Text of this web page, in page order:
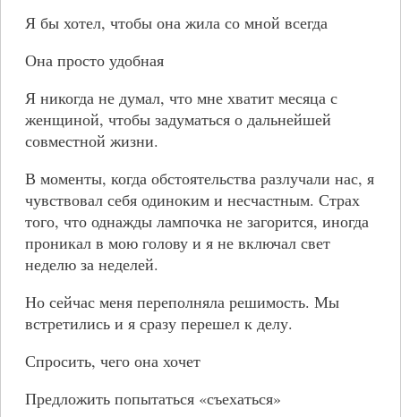
Я бы хотел, чтобы она жила со мной всегда
Она просто удобная
Я никогда не думал, что мне хватит месяца с
женщиной, чтобы задуматься о дальнейшей
совместной жизни.
В моменты, когда обстоятельства разлучали нас, я
чувствовал себя одиноким и несчастным. Страх
того, что однажды лампочка не загорится, иногда
проникал в мою голову и я не включал свет
неделю за неделей.
Но сейчас меня переполняла решимость. Мы
встретились и я сразу перешел к делу.
Спросить, чего она хочет
Предложить попытаться «съехаться»